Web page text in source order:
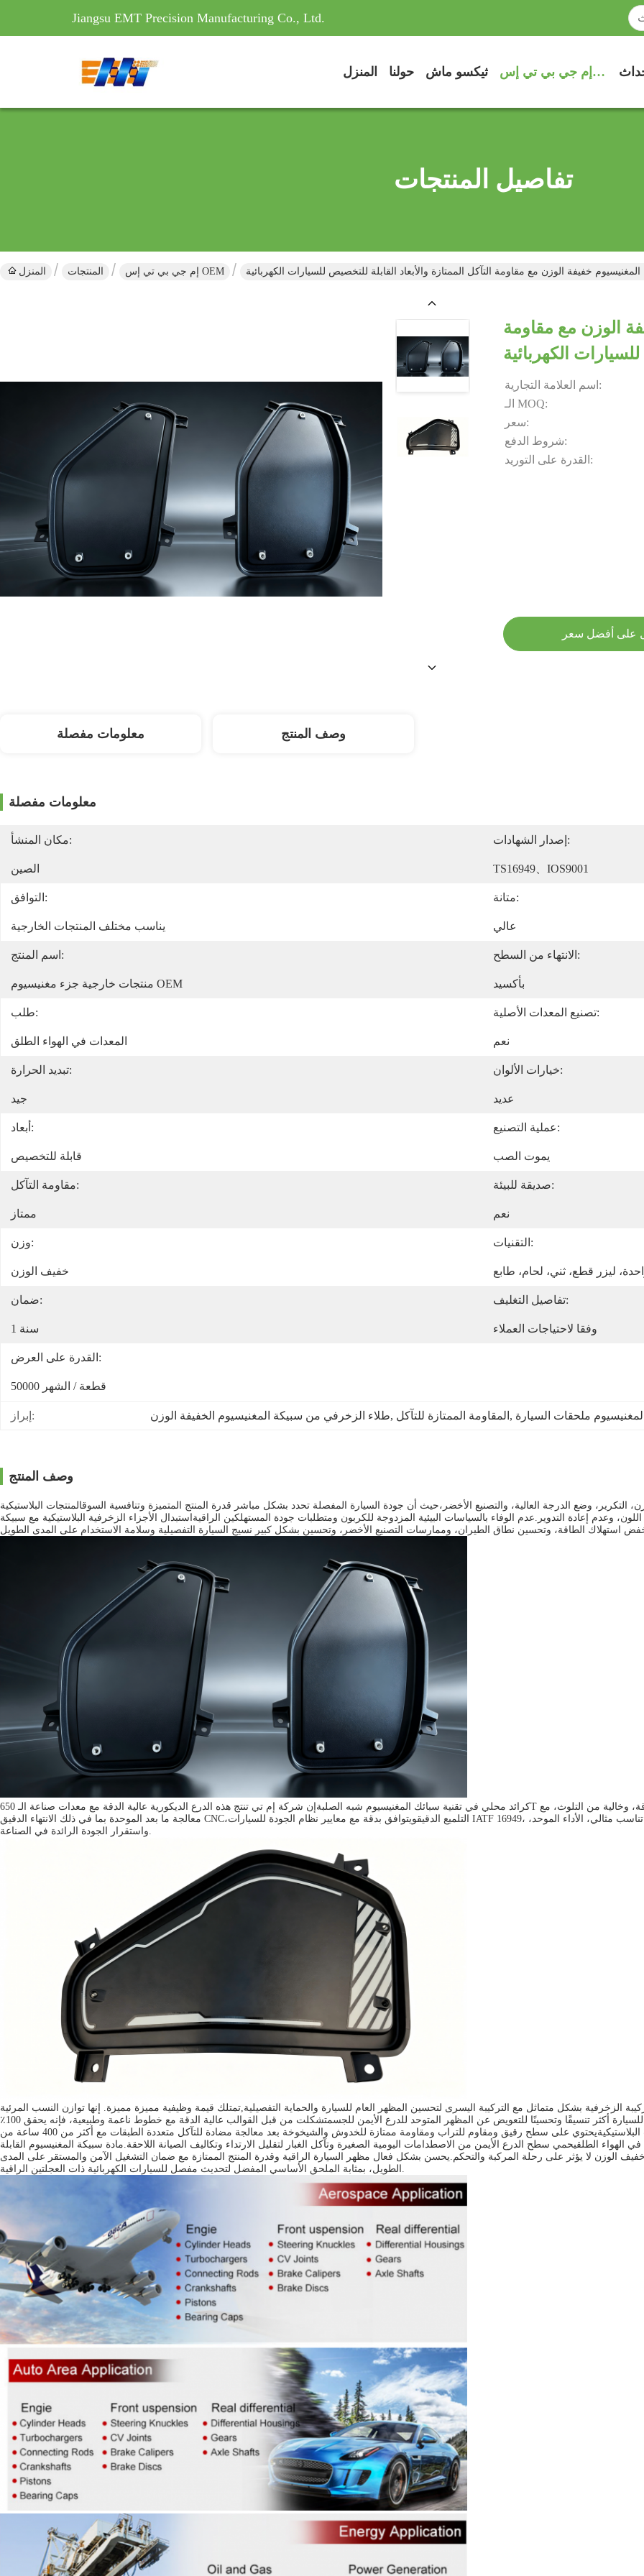
Jiangsu EMT Precision Manufacturing Co., Ltd.
المنزل حولنا ثيكسو ماش إم جي بي تي إس OEM
تفاصيل المنتجات
المنزل المنتجات إم جي بي تي إس OEM خفيفة الوزن مع مقاومة التآكل الممتازة والأبعاد القابلة للتخصيص للسيارات الكهربائية
الوزن مع مقاومة
الكهربائية
اسم العلامة التجارية:
الـ MOQ:
سعر:
شروط الدفع:
القدرة على التوريد:
على أفضل سعر
معلومات مفصلة وصف المنتج
معلومات مفصلة
مكان المنشأ:
الصين
إصدار الشهادات:
TS16949、IOS9001
التوافق:
يناسب مختلف المنتجات الخارجية
متانة:
عالي
اسم المنتج:
منتجات خارجية جزء مغنيسيوم OEM
الانتهاء من السطح:
بأكسيد
طلب:
المعدات في الهواء الطلق
تصنيع المعدات الأصلية:
نعم
تبديد الحرارة:
جيد
خيارات الألوان:
عديد
أبعاد:
قابلة للتخصيص
عملية التصنيع:
يموت الصب
مقاومة التآكل:
ممتاز
صديقة للبيئة:
نعم
وزن:
خفيف الوزن
التقنيات:
ليزر قطع، ثني، لحام، طابع
ضمان:
1 سنة
تفاصيل التغليف:
وفقا لاحتياجات العملاء
القدرة على العرض:
50000 قطعة / الشهر
إبراز: طلاء الزخرفي من سبيكة المغنيسيوم الخفيفة الوزن, المقاومة الممتازة للتآكل , ملحقات السيارة
وصف المنتج
التكرير، وضع الدرجة العالية، والتصنيع الأخضر،حيث أن جودة السيارة المفصلة تحدد بشكل مباشر قدرة المنتج المتميزة وتنافسية السوقالمنتجات البلاستيكية
وعدم إعادة التدوير.عدم الوفاء بالسياسات البيئية المزدوجة للكربون ومتطلبات جودة المستهلكين الراقيةاستبدال الأجزاء الزخرفية البلاستيكية مع سبيكة
كرائد محلي في تقنية سبائك المغنيسيوم شبه الصلبةإن شركة إم تي تنتج هذه الدرع الديكورية عالية الدقة مع معدات صناعة الـ 650T ذاتية التطويرعملية إنتاج شبه الصلبة الخضراء بأكملها آمنة، منخفضة الطاقة، وخالية من التلوث، مع
معالجة ما بعد الموحدة بما في ذلك الانتهاء الدقيق CNC،التلميع الدقيقويتوافق بدقة مع معايير نظام الجودة للسيارات IATF 16949، إنتاجنا الجماعي المستقر من أكثر من 95٪ يضمن تحديد مواقع الثقوب،تناسب مثالي، الأداء الموحد،
واستقرار الجودة الرائدة في الصناعة.
بشكل متماثل مع التركيبة اليسرى لتحسين المظهر العام للسيارة والحماية التفصيلية,تمتلك قيمة وظيفية مميزة مميزة. إنها توازن النسب المرئية
للسيارة ، وتثري الهرمية الثلاثية الأبعاد لجانب الجسم ،ويجعل الشكل العام للسيارة أكثر تنسيقًا وتحسينًا للتعويض عن المظهر المتوحد للدرع الأيمن للجسمتشكلت من قبل القوالب عالية الدقة مع خطوط ناعمة وطبيعية، فإنه يحقق 100٪
تناسب مع درع الجسم الصحيح،ومشاكل الضوضاء غير الطبيعية للشاشات البلاستيكيةيحتوي على سطح رقيق ومقاوم للتراب ومقاومة ممتازة للخدوش والشيخوخة بعد معالجة مضادة للتآكل متعددة الطبقات مع أكثر من 400 ساعة من
الطلقيحمي سطح الدرع الأيمن من الاصطدامات اليومية الصغيرة وتآكل الغبار لتقليل الارتداء وتكاليف الصيانة اللاحقة.مادة سبيكة المغنيسيوم القابلة
الأخضر، وتصميم خفيف الوزن لا يؤثر على رحلة المركبة والتحكم.يحسن بشكل فعال مظهر السيارة الراقية وقدرة المنتج الممتازة مع ضمان التشغيل الآمن والمستقر على المدى
الطويل، بمثابة الملحق الأساسي المفضل لتحديث مفصل للسيارات الكهربائية ذات العجلتين الراقية.